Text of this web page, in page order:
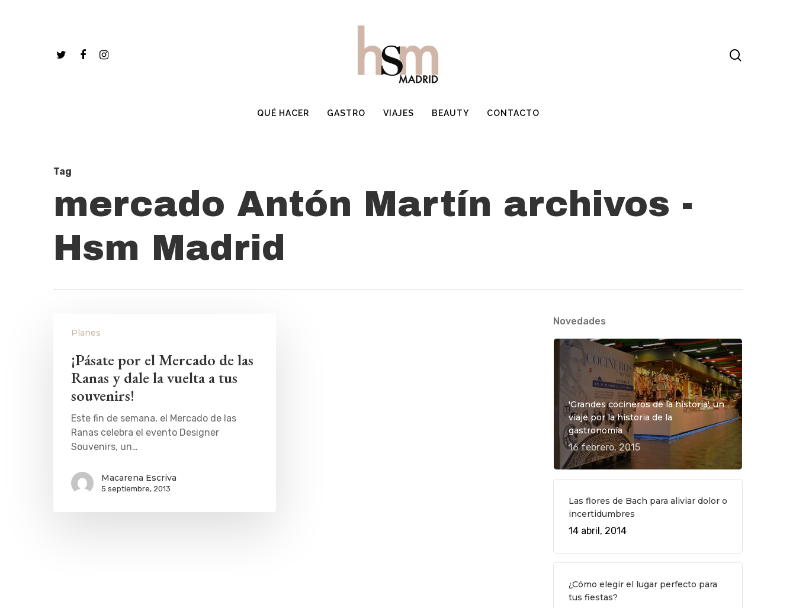
Hit enter to search or ESC to close
QUÉ HACER GASTRO VIAJES BEAUTY CONTACTO
Tag
mercado Antón Martín archivos -
Hsm Madrid
Planes
¡Pásate por el Mercado de las
Ranas y dale la vuelta a tus
souvenirs!
Este fin de semana, el Mercado de las
Ranas celebra el evento Designer
Souvenirs, un…
Macarena Escriva
5 septiembre, 2013
Novedades
'Grandes cocineros de la historia', un
viaje por la historia de la
gastronomía
16 febrero, 2015
Las flores de Bach para aliviar dolor o
incertidumbres
14 abril, 2014
¿Cómo elegir el lugar perfecto para
tus fiestas?